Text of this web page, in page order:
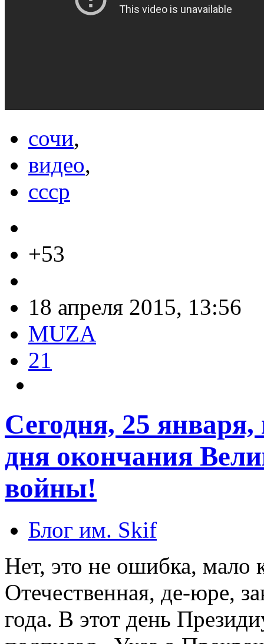
сочи,
видео,
ссср
+53
18 апреля 2015, 13:56
MUZA
21
Сегодня, 25 января,
дня окончания
войны!
Блог им. Skif
Нет, это не ошибка, мало
Отечественная, де-юре,
года. В этот день